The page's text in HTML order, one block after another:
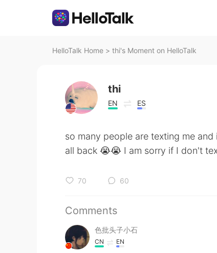
HelloTalk Home > thi's Moment on HelloTalk
thi
EN ES
so many people are texting me
all back 😭😭 I am sorry if I don't
70 60
Comments
色批头子小石
CN EN